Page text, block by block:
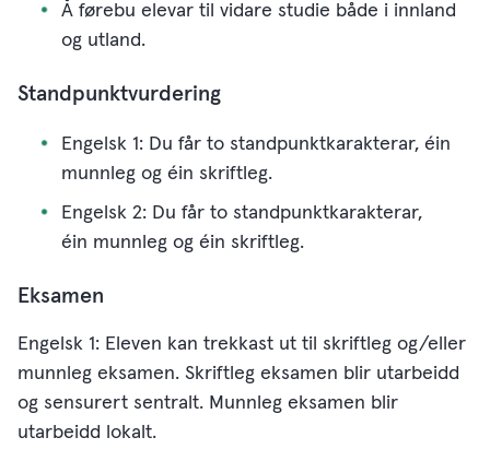
Å førebu elevar til vidare studie både i innland
og utland.
Standpunktvurdering
Engelsk 1: Du får to standpunktkarakterar, éin
munnleg og éin skriftleg.
Engelsk 2: Du får to standpunktkarakterar,
éin munnleg og éin skriftleg.
Eksamen
Engelsk 1: Eleven kan trekkast ut til skriftleg og/eller
munnleg eksamen. Skriftleg eksamen blir utarbeidd
og sensurert sentralt. Munnleg eksamen blir
utarbeidd lokalt.